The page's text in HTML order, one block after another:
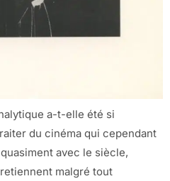
a-t-elle été si
du cinéma qui cependant
avec le siècle,
malgré tout